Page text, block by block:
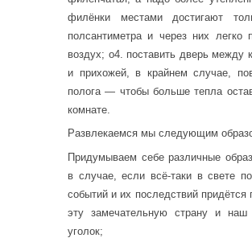
филёнки местами достигают
полсантиметра и через них легко
воздух; о4. поставить дверь между
и прихожей, в крайнем случае,
полога — чтобы больше тепла
комнате.
Развлекаемся мы следующим
Придумываем себе различные
в случае, если всё-таки в свете
событий и их последствий придётся
эту замечательную страну и наш
уголок;